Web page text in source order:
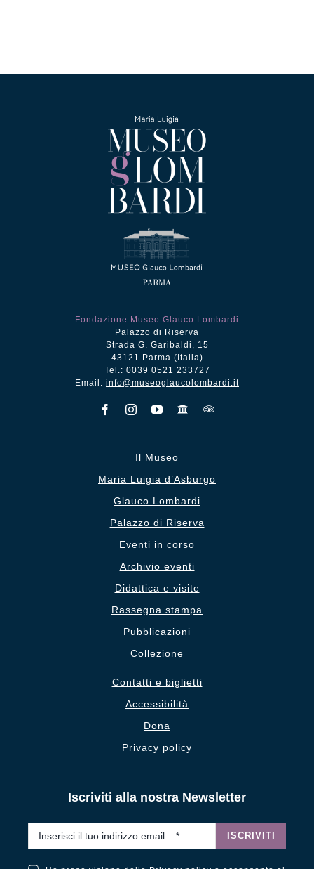
Fondazione Museo Glauco Lombardi
Palazzo di Riserva
Strada G. Garibaldi, 15
43121 Parma (Italia)
Tel.: 0039 0521 233727
Email: info@museoglaucolombardi.it
Il Museo
Maria Luigia d’Asburgo
Glauco Lombardi
Palazzo di Riserva
Eventi in corso
Archivio eventi
Didattica e visite
Rassegna stampa
Pubblicazioni
Collezione
Contatti e biglietti
Accessibilità
Dona
Privacy policy
Iscriviti alla nostra Newsletter
ISCRIVITI